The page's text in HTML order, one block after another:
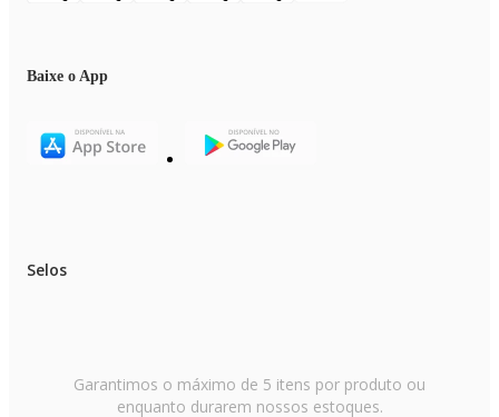
Baixe o App
Selos
Garantimos o máximo de 5 itens por produto ou
enquanto durarem nossos estoques.